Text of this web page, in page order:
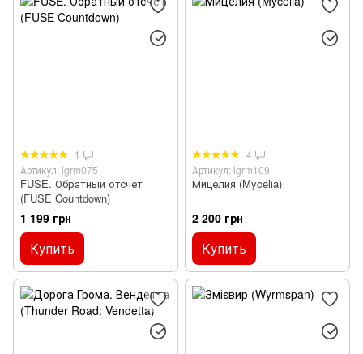
1
Артикул: igrm075
FUSE. Обратный отсчет
(FUSE Countdown)
1 199 грн
Купить
4
Артикул: igrm109
Мицелия (Mycelia)
2 200 грн
Купить